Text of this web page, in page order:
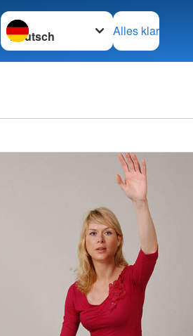
Sprache wechseln zu
Alles klar